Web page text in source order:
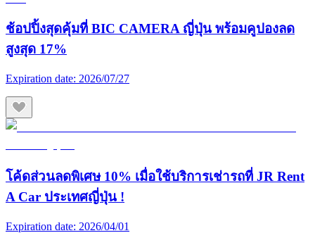
ช้อปปิ้งสุดคุ้มที่ BIC CAMERA ญี่ปุ่น พร้อมคูปองลด
สูงสุด 17%
Expiration date: 2026/07/27
โค้ดส่วนลดพิเศษ 10% เมื่อใช้บริการเช่ารถที่ JR Rent
A Car ประเทศญี่ปุ่น !
Expiration date: 2026/04/01